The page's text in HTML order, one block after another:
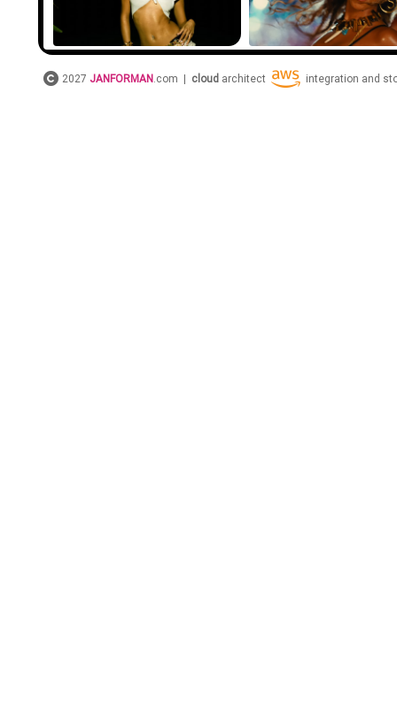
2027 JANFORMAN .com | cloud architect integration and